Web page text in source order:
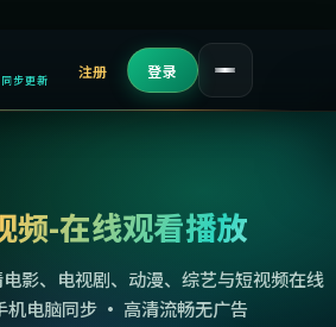
步更新 注册 登录
频-在线观看播放
影、电视剧、动漫、综艺与短视频在线
电脑同步 · 高清流畅无广告